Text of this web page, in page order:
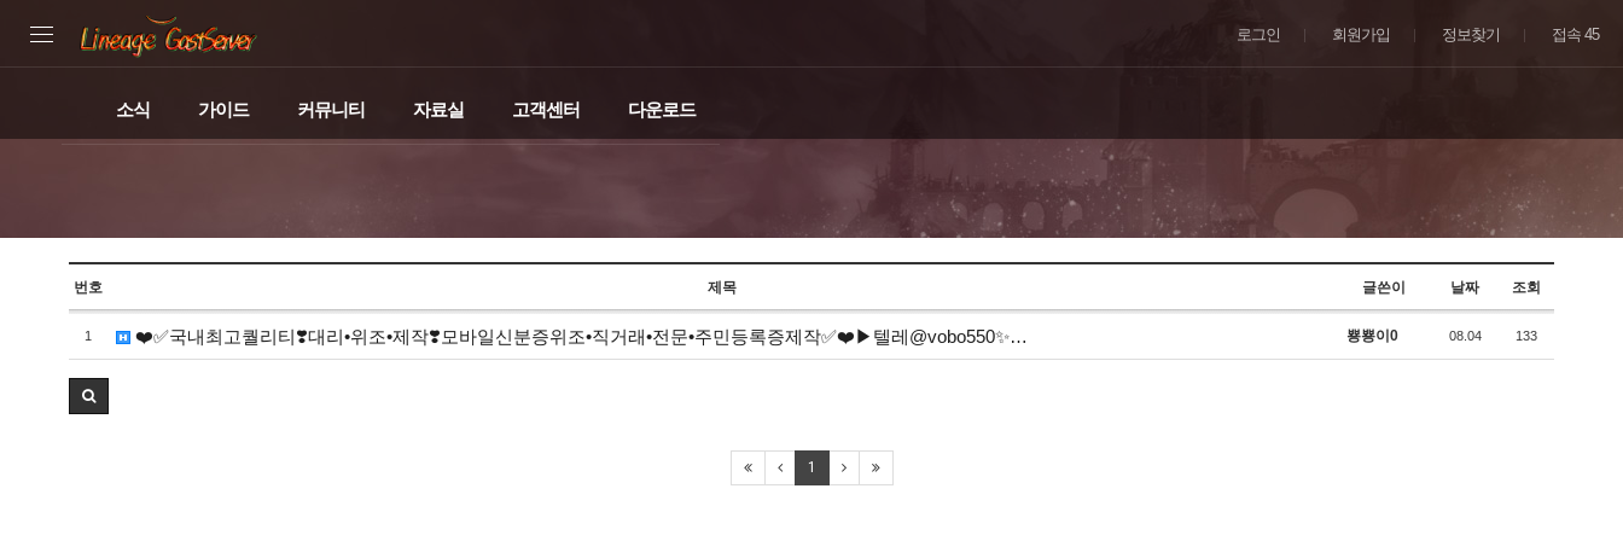
로그인 회원가입 정보찾기 접속 45
소식 가이드 커뮤니티 자료실 고객센터 다운로드
번호 제목 글쓴이 날짜 조회
1 ❤️✅국내최고퀄리티❣️대리•위조•제작❣️모바일신분증위조•직거래•전문•주민등록증제작✅❤️▶텔레@vobo550✨… 뿅뿅이0 08.04 133
1